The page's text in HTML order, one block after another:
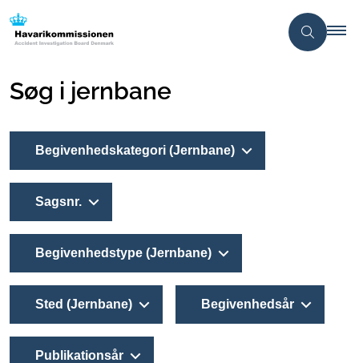
Søg i jernbane
Begivenhedskategori (Jernbane)
Sagsnr.
Begivenhedstype (Jernbane)
Sted (Jernbane) Begivenhedsår
Publikationsår